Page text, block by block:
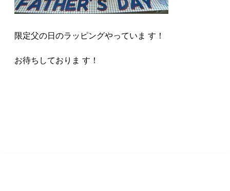
限定父の日のラッピングやっていま す！
お待ちしておりま す！